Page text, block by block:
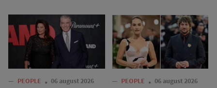
— PEOPLE 06 august 2026 — PEOPLE 06 august 2026